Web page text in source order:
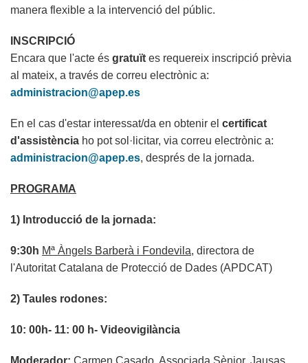
manera flexible a la intervenció del públic.
INSCRIPCIÓ
Encara que l'acte és gratuït es requereix inscripció prèvia
al mateix, a través de correu electrònic a:
administracion@apep.es
En el cas d'estar interessat/da en obtenir el certificat
d'assistència ho pot sol·licitar, via correu electrònic a:
administracion@apep.es, després de la jornada.
PROGRAMA
1) Introducció de la jornada:
9:30h Mª Àngels Barberà i Fondevila, directora de
l'Autoritat Catalana de Protecció de Dades (APDCAT)
2) Taules rodones:
10: 00h- 11: 00 h- Videovigilància